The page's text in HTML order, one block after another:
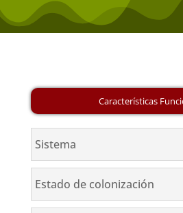
Sistema
Estado de colonización